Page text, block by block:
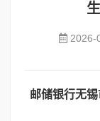
2026-
邮储银行无锡